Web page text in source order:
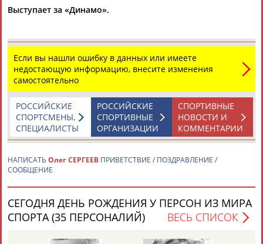
БУЛАТОВА
Каримжан
Аделя
Андрей
Герман
Выступает за «Динамо».
Если вы нашли ошибку в данных или имеете
недостающую информацию, внесите изменения
самостоятельно
СПОРТИВНЫЕ
НОВОСТИ И
КОММЕНТАРИИ
РОССИЙСКИЕ
СПОРТИВНЫЕ
ОРГАНИЗАЦИИ
РОССИЙСКИЕ
СПОРТСМЕНЫ,
СПЕЦИАЛИСТЫ
НАПИСАТЬ Олег СЕРГЕЕВ ПРИВЕТСТВИЕ / ПОЗДРАВЛЕНИЕ /
СООБЩЕНИЕ
СЕГОДНЯ ДЕНЬ РОЖДЕНИЯ У ПЕРСОН ИЗ МИРА
СПОРТА (35 ПЕРСОНАЛИЙ)
ВЕСЬ СПИСОК